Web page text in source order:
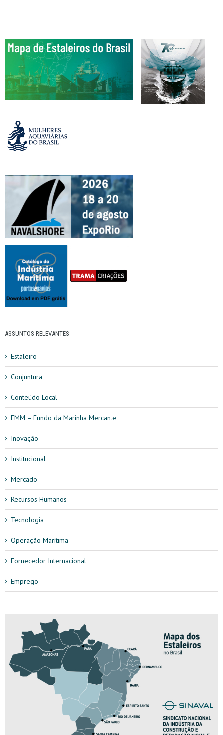
ASSUNTOS RELEVANTES
Estaleiro
Conjuntura
Conteúdo Local
FMM – Fundo da Marinha Mercante
Inovação
Institucional
Mercado
Recursos Humanos
Tecnologia
Operação Marítima
Fornecedor Internacional
Emprego